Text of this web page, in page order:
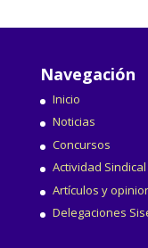
Navegación
Inicio
Noticias
Concursos
Actividad Sindical
Artículos y
Delegaciones